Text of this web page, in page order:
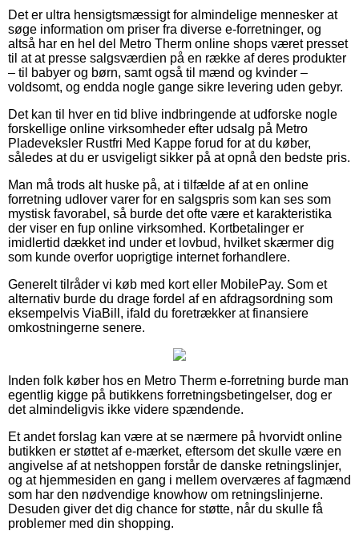
Det er ultra hensigtsmæssigt for almindelige mennesker at
søge information om priser fra diverse e-forretninger, og
altså har en hel del Metro Therm online shops været presset
til at at presse salgsværdien på en række af deres produkter
– til babyer og børn, samt også til mænd og kvinder –
voldsomt, og endda nogle gange sikre levering uden gebyr.
Det kan til hver en tid blive indbringende at udforske nogle
forskellige online virksomheder efter udsalg på Metro
Pladeveksler Rustfri Med Kappe forud for at du køber,
således at du er usvigeligt sikker på at opnå den bedste pris.
Man må trods alt huske på, at i tilfælde af at en online
forretning udlover varer for en salgspris som kan ses som
mystisk favorabel, så burde det ofte være et karakteristika
der viser en fup online virksomhed. Kortbetalinger er
imidlertid dækket ind under et lovbud, hvilket skærmer dig
som kunde overfor uoprigtige internet forhandlere.
Generelt tilråder vi køb med kort eller MobilePay. Som et
alternativ burde du drage fordel af en afdragsordning som
eksempelvis ViaBill, ifald du foretrækker at finansiere
omkostningerne senere.
Inden folk køber hos en Metro Therm e-forretning burde man
egentlig kigge på butikkens forretningsbetingelser, dog er
det almindeligvis ikke videre spændende.
Et andet forslag kan være at se nærmere på hvorvidt online
butikken er støttet af e-mærket, eftersom det skulle være en
angivelse af at netshoppen forstår de danske retningslinjer,
og at hjemmesiden en gang i mellem overværes af fagmænd
som har den nødvendige knowhow om retningslinjerne.
Desuden giver det dig chance for støtte, når du skulle få
problemer med din shopping.